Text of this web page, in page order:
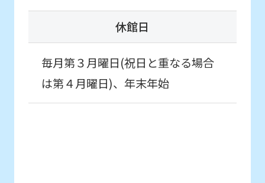
休館日
毎月第３月曜日(祝日と重なる場合
は第４月曜日)、年末年始
will
be
translated
mechanically,
はじめて体験・
各種イベント申込
こんなお子さまにおすすめ
通常スクールに入会する前に
初めてのお子さま同士のクラスで
スクールを体験したい方。